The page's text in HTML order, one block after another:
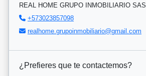
REAL HOME GRUPO INMOBILIARIO SAS
+573023857098
realhome.grupoinmobiliario@gmail.com
¿Prefieres que te contactemos?